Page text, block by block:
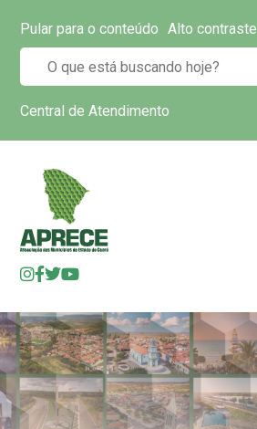
Pular para o conteúdo Alto contraste
Central de Atendimento